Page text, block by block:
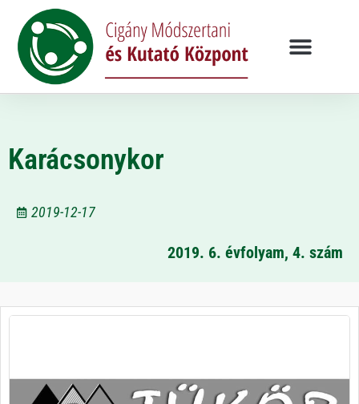
Karácsonykor
2019-12-17
2019. 6. évfolyam, 4. szám